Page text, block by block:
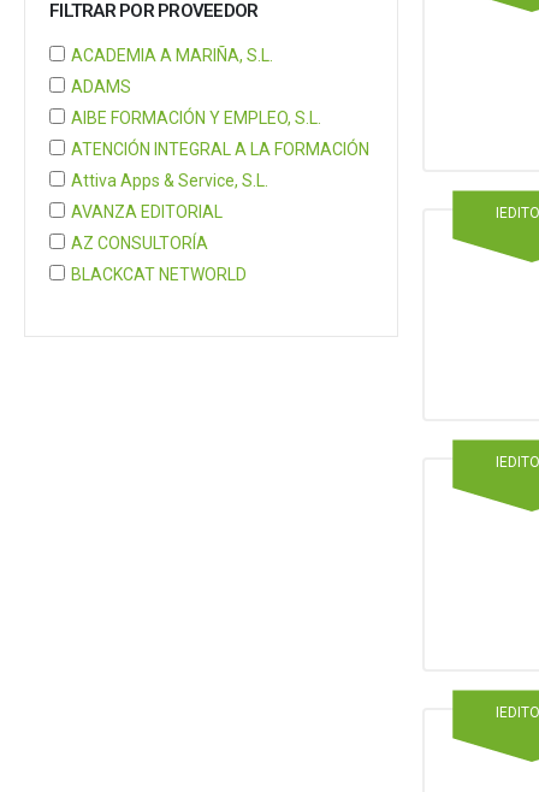
FILTRAR POR PROVEEDOR
ACADEMIA A MARIÑA, S.L.
ADAMS
AIBE FORMACIÓN Y EMPLEO, S.L.
ATENCIÓN INTEGRAL A LA FORMACIÓN
Attiva Apps & Service, S.L.
AVANZA EDITORIAL
AZ CONSULTORÍA
BLACKCAT NETWORLD
COGNITA PLUS, S.L.